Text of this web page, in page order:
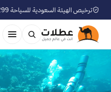
ترخيص الهيئة السعودية للسياحة 73105299